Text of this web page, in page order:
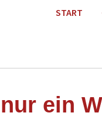
START
ein